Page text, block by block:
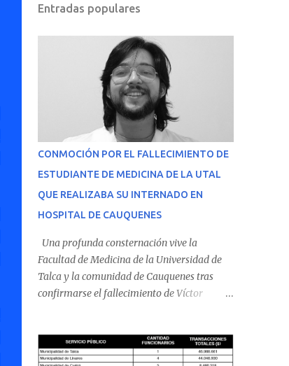
Entradas populares
CONMOCIÓN POR EL FALLECIMIENTO DE
ESTUDIANTE DE MEDICINA DE LA UTAL
QUE REALIZABA SU INTERNADO EN
HOSPITAL DE CAUQUENES
Una profunda consternación vive la
Facultad de Medicina de la Universidad de
Talca y la comunidad de Cauquenes tras
confirmarse el fallecimiento de Víctor
Cauquenes. De acuerdo con los antecedentes
conocidos, el joven se presentó a cumplir su